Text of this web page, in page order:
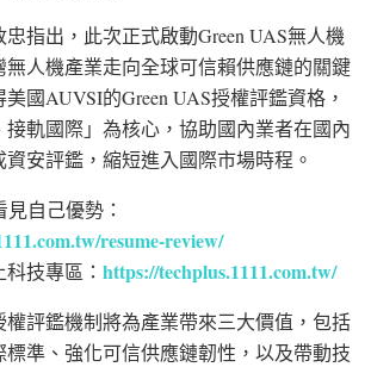
指出，此次正式啟動Green UAS無人機
人機產業走向全球可信賴供應鏈的關鍵
國AUVSI的Green UAS授權評鑑資格，
軌國際」為核心，協助國內業者在國內
安評鑑，縮短進入國際市場時程。
見自己優勢：
resume-review/
技專區： https://techplus.1111.com.tw/
權評鑑機制將為產業帶來三大價值，包括
準、強化可信供應鏈韌性，以及帶動技